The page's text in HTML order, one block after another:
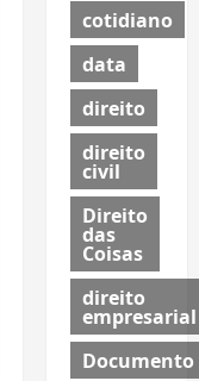
cotidiano
data
direito
direito
civil
Direito
das
Coisas
direito
empresarial
Documento